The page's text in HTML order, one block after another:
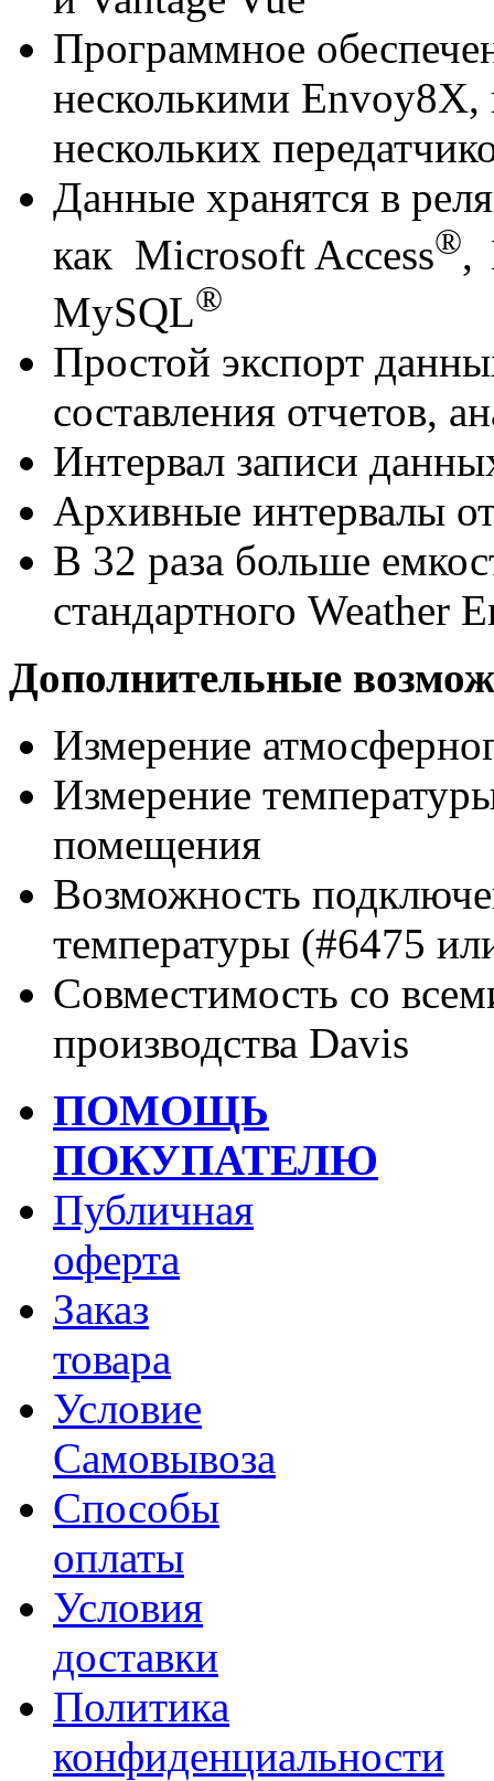
Программное
несколькими Envoy8X,
нескольких
Данные хранятся в
как Microsoft Access®,
MySQL®
Простой экспорт
составления отчетов,
Интервал записи
Архивные интервалы
В 32 раза больше
стандартного Weather
Дополнительные
Измерение
Измерение
помещения
Возможность
температуры (#6475
Совместимость со
производства Davis
ПОМОЩЬ
ПОКУПАТЕЛЮ
Публичная
оферта
Заказ
товара
Условие
Самовывоза
Способы
оплаты
Условия
доставки
Политика
конфиденциальности